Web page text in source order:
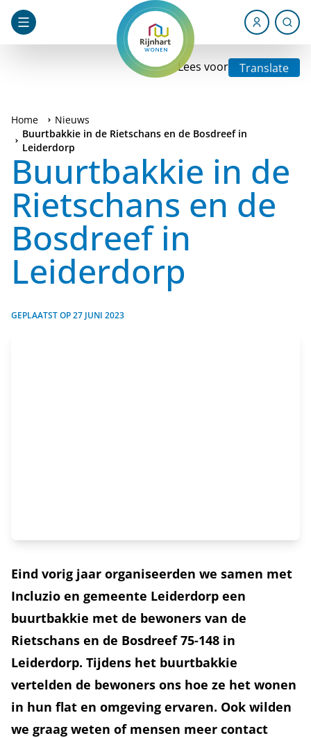
Lees voor Translate
Home
Nieuws
Buurtbakkie in de Rietschans en de Bosdreef in
Leiderdorp
Buurtbakkie in de
Rietschans en de
Bosdreef in
Leiderdorp
GEPLAATST OP27 JUNI 2023
Eind vorig jaar organiseerden we samen met
Incluzio en gemeente Leiderdorp een
buurtbakkie met de bewoners van de
Rietschans en de Bosdreef 75-148 in
Leiderdorp. Tijdens het buurtbakkie
vertelden de bewoners ons hoe ze het wonen
in hun flat en omgeving ervaren. Ook wilden
we graag weten of mensen meer contact